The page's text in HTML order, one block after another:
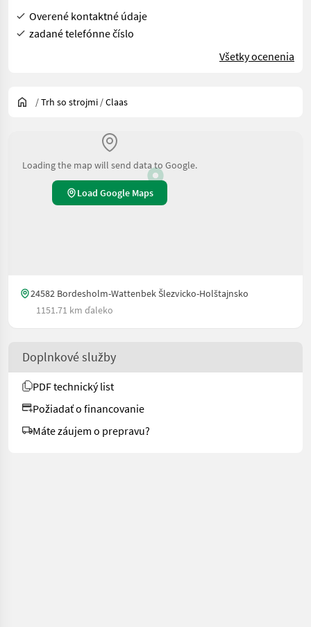
Overené kontaktné údaje
zadané telefónne číslo
Všetky ocenenia
/Trh so strojmi /Claas
Loading the map will send data to Google.
Load Google Maps
24582 Bordesholm-Wattenbek Šlezvicko-Holštajnsko
1151.71 km ďaleko
Doplnkové služby
PDF technický list
Požiadať o financovanie
Máte záujem o prepravu?